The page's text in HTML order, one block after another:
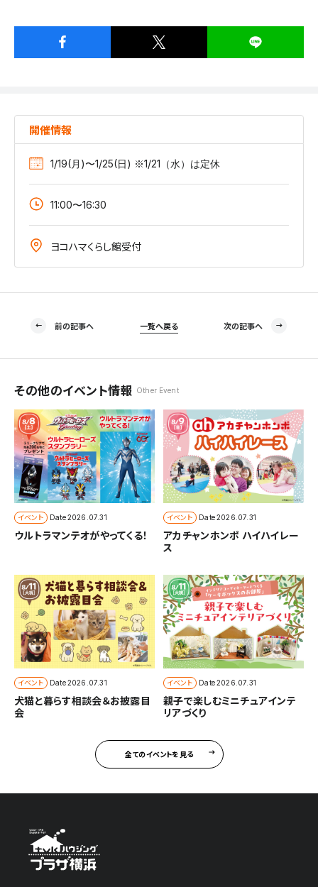
開催情報
1/19(月)〜1/25(日) ※1/21（水）は定休
11:00〜16:30
ヨコハマくらし館受付
前の記事へ 一覧へ戻る 次の記事へ
その他のイベント情報 Other Event
イベント Date2026.07.31
ウルトラマンテオがやってくる！
イベント Date2026.07.31
アカチャンホンポ ハイハイレー
ス
イベント Date2026.07.31
犬猫と暮らす相談会＆お披露目
会
イベント Date2026.07.31
親子で楽しむミニチュアインテ
リアづくり
全てのイベントを見る